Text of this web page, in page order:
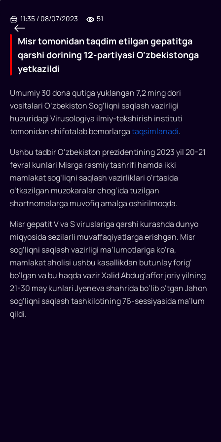
Misr
tomonidan
taqdim
etilgan
gepatitga
qarshi
dorining
12-
partiyasi
O‘zbekistonga
yetkazildi
Uzbekistan
Airways
11:35 / 08/07/2023 51
Misr tomonidan taqdim etilgan gepatitga
qarshi dorining 12-partiyasi O‘zbekistonga
yetkazildi
Umumiy 30 dona qutiga yuklangan 7,2 ming dori
vositalari O‘zbekiston Sog‘liqni saqlash vazirligi
huzuridagi Virusologiya ilmiy-tekshirish instituti
tomonidan shifotalab bemorlargataqsimlanadi.
Ushbu tadbir O‘zbekiston prezidentining 2023 yil 20-21
fevral kunlari Misrga rasmiy tashrifi hamda ikki
mamlakat sog‘liqni saqlash vazirliklari o‘rtasida
o‘tkazilgan muzokaralar chog‘ida tuzilgan
shartnomalarga muvofiq amalga oshirilmoqda.
Misr gepatit V va S viruslariga qarshi kurashda dunyo
miqyosida sezilarli muvaffaqiyatlarga erishgan. Misr
sog‘liqni saqlash vazirligi ma’lumotlariga ko‘ra,
mamlakat aholisi ushbu kasallikdan butunlay forig‘
bo‘lgan va bu haqda vazir Xalid Abdug‘affor joriy yilning
21-30 may kunlari Jyeneva shahrida bo‘lib o‘tgan Jahon
sog‘liqni saqlash tashkilotining 76-sessiyasida ma’lum
qildi.